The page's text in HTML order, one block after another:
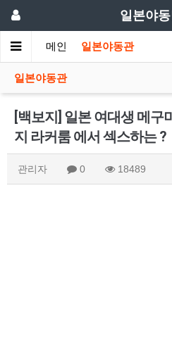
일본야동
메인 일본야동관
일본야동관
[백보지] 일본 여대생 메구
지 라커룸 에서 섹스하는 ?
관리자 0 18489